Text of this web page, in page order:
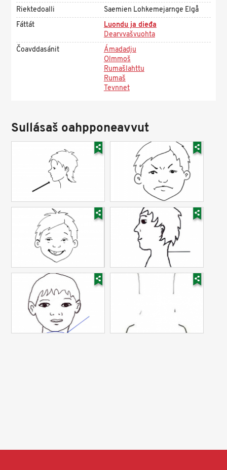
Riektedoalli
Saemien Lohkemejarnge Elgå
Fáttát
Luondu ja dieđa
Dearvvašvuohta
Čoavddasánit
Ámadadju
Olmmoš
Rumašlahttu
Rumaš
Tevnnet
Sullásaš oahpponeavvut